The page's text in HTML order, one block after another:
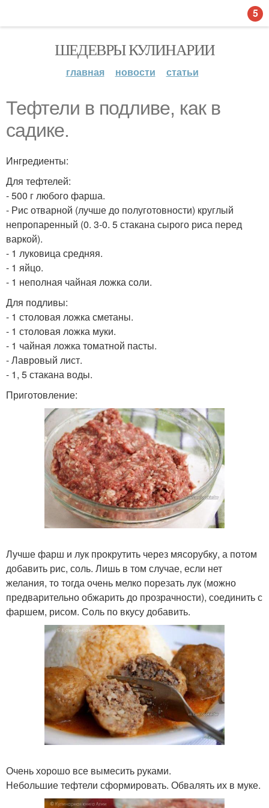
ШЕДЕВРЫ КУЛИНАРИИ
главная новости статьи
Тефтели в подливе, как в
садике.
Ингредиенты:
Для тефтелей:
- 500 г любого фарша.
- Рис отварной (лучше до полуготовности) круглый
непропаренный (0. 3-0. 5 стакана сырого риса перед
варкой).
- 1 луковица средняя.
- 1 яйцо.
- 1 неполная чайная ложка соли.
Для подливы:
- 1 столовая ложка сметаны.
- 1 столовая ложка муки.
- 1 чайная ложка томатной пасты.
- Лавровый лист.
- 1, 5 стакана воды.
Приготовление:
Лучше фарш и лук прокрутить через мясорубку, а потом
добавить рис, соль. Лишь в том случае, если нет
желания, то тогда очень мелко порезать лук (можно
предварительно обжарить до прозрачности), соединить с
фаршем, рисом. Соль по вкусу добавить.
Очень хорошо все вымесить руками.
Небольшие тефтели сформировать. Обвалять их в муке.
5